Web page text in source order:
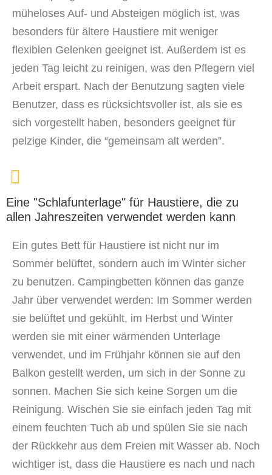
müheloses Auf- und Absteigen möglich ist, was
besonders für ältere Haustiere mit weniger
flexiblen Gelenken geeignet ist. Außerdem ist es
jeden Tag leicht zu reinigen, was den Pflegern viel
Arbeit erspart. Nach der Benutzung sagten viele
Benutzer, dass es rücksichtsvoller ist, als sie es
sich vorgestellt haben, besonders geeignet für
pelzige Kinder, die “gemeinsam alt werden”.
Eine "Schlafunterlage" für Haustiere, die zu
allen Jahreszeiten verwendet werden kann
Ein gutes Bett für Haustiere ist nicht nur im
Sommer belüftet, sondern auch im Winter sicher
zu benutzen. Campingbetten können das ganze
Jahr über verwendet werden: Im Sommer werden
sie belüftet und gekühlt, im Herbst und Winter
werden sie mit einer wärmenden Unterlage
verwendet, und im Frühjahr können sie auf den
Balkon gestellt werden, um sich in der Sonne zu
sonnen. Machen Sie sich keine Sorgen um die
Reinigung. Wischen Sie sie einfach jeden Tag mit
einem feuchten Tuch ab und spülen Sie sie nach
der Rückkehr aus dem Freien mit Wasser ab. Noch
wichtiger ist, dass die Haustiere es nach und nach